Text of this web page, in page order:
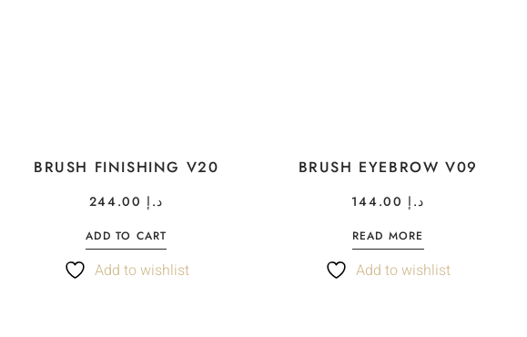
BRUSH FINISHING V20
د.إ
ADD TO CART
Add to wishlist
BRUSH EYEBROW V09
د.إ
READ MORE
Add to wishlist